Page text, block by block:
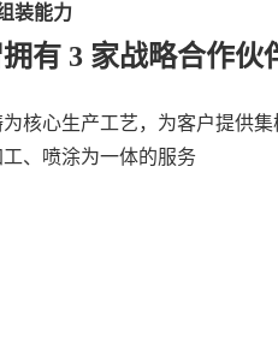
装能力
有 3 家战略合作伙
核心生产工艺，为客户提供
工、喷涂为一体的服务